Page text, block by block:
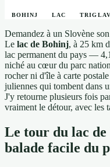
BOHINJ LAC TRIGLAV
Demandez à un Slovène
Le lac de Bohinj, à 25 km
lac permanent du pays —
niché au cœur du parc
rocher ni d'île à carte
juliennes qui tombent dans
J'y retourne plusieurs fois
vraiment le détour, avec les
Le tour du lac
balade facile du